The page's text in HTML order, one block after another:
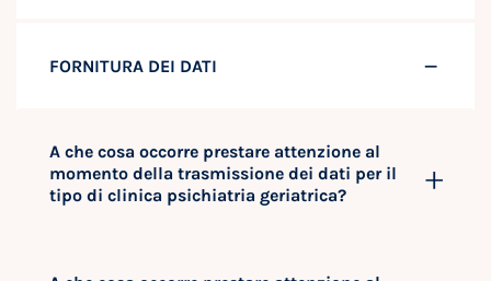
FORNITURA DEI DATI
A che cosa occorre prestare attenzione al
momento della trasmissione dei dati per il
tipo di clinica psichiatria geriatrica?